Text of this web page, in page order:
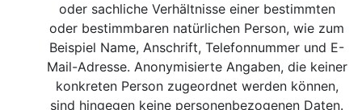
oder sachliche Verhältnisse einer bestimmten
oder bestimmbaren natürlichen Person, wie zum
Beispiel Name, Anschrift, Telefonnummer und E-
Mail-Adresse. Anonymisierte Angaben, die keiner
konkreten Person zugeordnet werden können,
sind hingegen keine personenbezogenen Daten.